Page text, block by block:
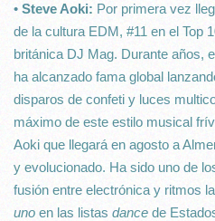
• Steve Aoki: Por primera vez
de la cultura EDM, #11 en el Top
británica DJ Mag. Durante años,
ha alcanzado fama global
disparos de confeti y luces
máximo de este estilo musical
Aoki que llegará en agosto a
y evolucionado. Ha sido uno de
fusión entre electrónica y ritmos
uno en las listas dance de